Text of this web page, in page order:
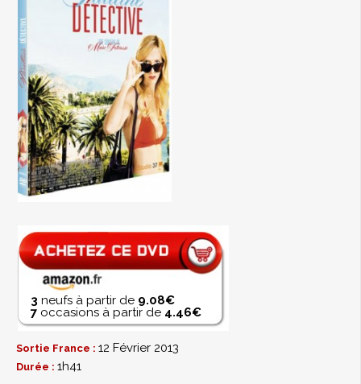
3 neufs à partir de 9.08€
7 occasions à partir de 4.46€
Sortie France : 12 Février 2013
Durée : 1h41